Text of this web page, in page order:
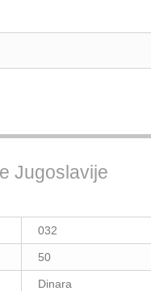
Jugoslavije
032
50
Dinara